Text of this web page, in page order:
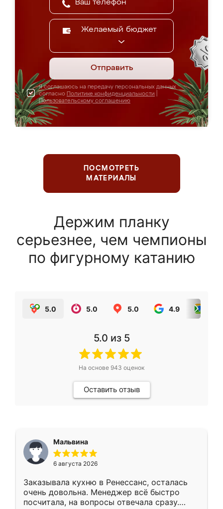
Желаемый бюджет
Отправить
Я соглашаюсь на передачу персональных данных
согласно Политике конфиденциальности
Пользовательскому соглашению
ПОСМОТРЕТЬ
МАТЕРИАЛЫ
Держим планку
серьезнее, чем чемпионы
по фигурному катанию
5.0 5.0 5.0 4.9
5.0 из 5
На основе 943 оценок
Оставить отзыв
Мальвина
6 августа 2026
Заказывала кухню в Ренессанс, осталась
очень довольна. Менеджер всё быстро
посчитала, на вопросы отвечала сразу.